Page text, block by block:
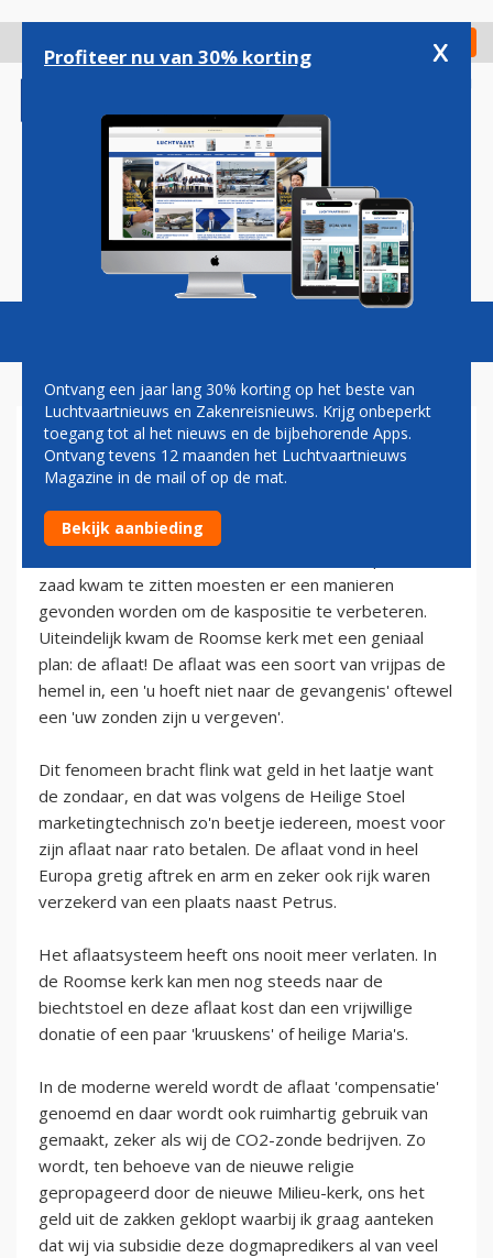
gaan
Check in
Magazine Podcasts Vacatures
HARRY HAAS: DE AFLAAT
10 september 2009
zaad kwam te zitten moesten er een manieren
gevonden worden om de kaspositie te verbeteren.
Uiteindelijk kwam de Roomse kerk met een geniaal
plan: de aflaat! De aflaat was een soort van vrijpas de
hemel in, een 'u hoeft niet naar de gevangenis' oftewel
een 'uw zonden zijn u vergeven'.
Dit fenomeen bracht flink wat geld in het laatje want
de zondaar, en dat was volgens de Heilige Stoel
marketingtechnisch zo'n beetje iedereen, moest voor
zijn aflaat naar rato betalen. De aflaat vond in heel
Europa gretig aftrek en arm en zeker ook rijk waren
verzekerd van een plaats naast Petrus.
Het aflaatsysteem heeft ons nooit meer verlaten. In
de Roomse kerk kan men nog steeds naar de
biechtstoel en deze aflaat kost dan een vrijwillige
donatie of een paar 'kruuskens' of heilige Maria's.
In de moderne wereld wordt de aflaat 'compensatie'
genoemd en daar wordt ook ruimhartig gebruik van
gemaakt, zeker als wij de CO2-zonde bedrijven. Zo
wordt, ten behoeve van de nieuwe religie
gepropageerd door de nieuwe Milieu-kerk, ons het
geld uit de zakken geklopt waarbij ik graag aanteken
dat wij via subsidie deze dogmapredikers al van veel
Profiteer nu van 30% korting x
Ontvang een jaar lang 30% korting op het beste van
Luchtvaartnieuws en Zakenreisnieuws. Krijg onbeperkt
toegang tot al het nieuws en de bijbehorende Apps.
Ontvang tevens 12 maanden het Luchtvaartnieuws
Magazine in de mail of op de mat.
Bekijk aanbieding